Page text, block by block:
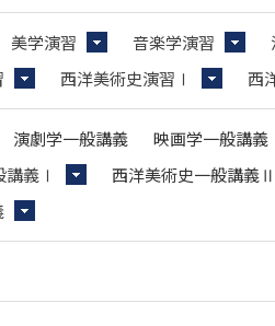
美学演習 音楽学演習
西洋美術史演習Ⅰ 西
演劇学一般講義
映画学一般講義
講義Ⅰ
西洋美術史一般講義Ⅱ